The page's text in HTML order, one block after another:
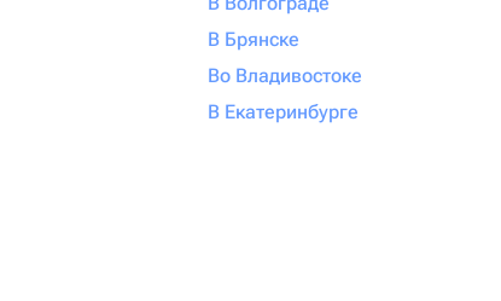
В Брянске
Во Владивостоке
В Екатеринбурге